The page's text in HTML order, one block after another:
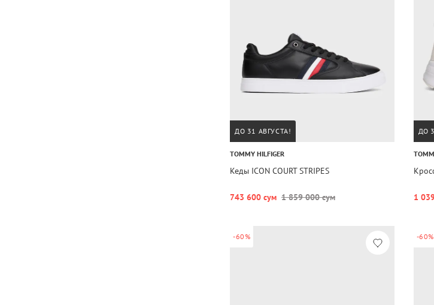
ДО 31 АВГУСТА!
TOMMY HILFIGER
Кеды ICON COURT STRIPES
743 600 сум 1 859 000 сум
ДО
1
-60% -60%